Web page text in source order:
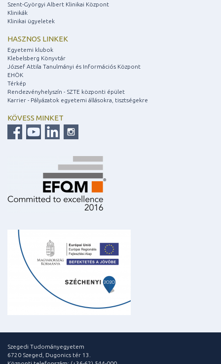
Szent-Györgyi Albert Klinikai Központ
Klinikák
Klinikai ügyeletek
HASZNOS LINKEK
Egyetemi klubok
Klebelsberg Könyvtár
József Attila Tanulmányi és Információs Központ
EHÖK
Térkép
Rendezvényhelyszín - SZTE központi épület
Karrier - Pályázatok egyetemi állásokra, tisztségekre
KÖVESS MINKET
Szegedi Tudományegyetem
6720 Szeged, Dugonics tér 13.